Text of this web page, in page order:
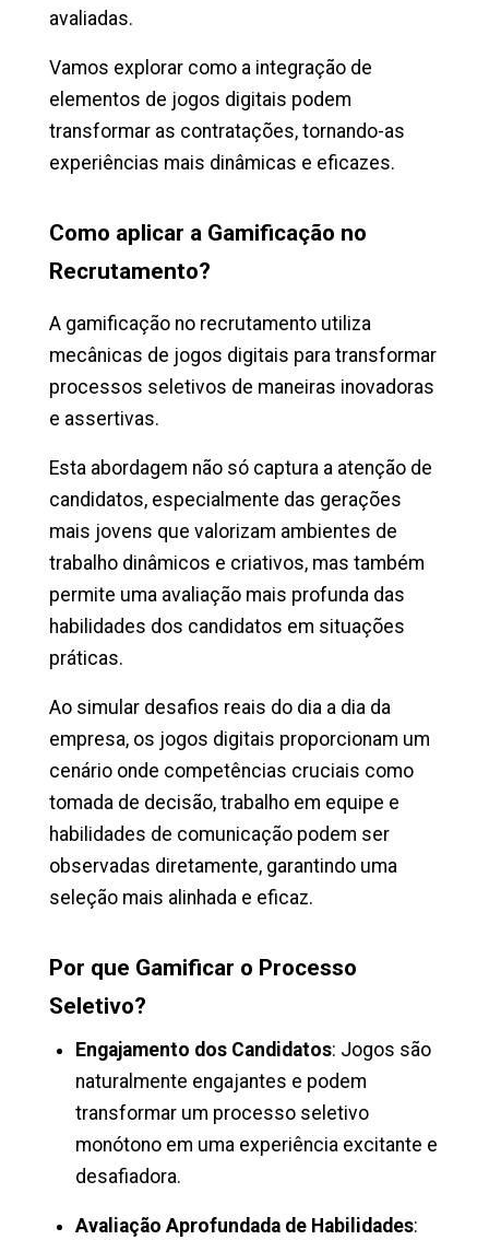
avaliadas.
Vamos explorar como a integração de
elementos de jogos digitais podem
transformar as contratações, tornando-as
experiências mais dinâmicas e eficazes.
Como aplicar a Gamificação no
Recrutamento?
A gamificação no recrutamento utiliza
mecânicas de jogos digitais para transformar
processos seletivos de maneiras inovadoras
e assertivas.
Esta abordagem não só captura a atenção de
candidatos, especialmente das gerações
mais jovens que valorizam ambientes de
trabalho dinâmicos e criativos, mas também
permite uma avaliação mais profunda das
habilidades dos candidatos em situações
práticas.
Ao simular desafios reais do dia a dia da
empresa, os jogos digitais proporcionam um
cenário onde competências cruciais como
tomada de decisão, trabalho em equipe e
habilidades de comunicação podem ser
observadas diretamente, garantindo uma
seleção mais alinhada e eficaz.
Por que Gamificar o Processo
Seletivo?
Engajamento dos Candidatos: Jogos são
naturalmente engajantes e podem
transformar um processo seletivo
monótono em uma experiência excitante e
desafiadora.
Avaliação Aprofundada de Habilidades: